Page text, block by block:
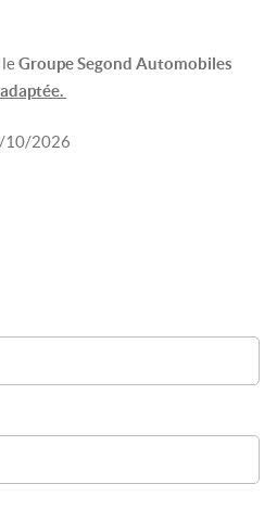
leGroupe Segond Automobiles
adaptée.
10/2026